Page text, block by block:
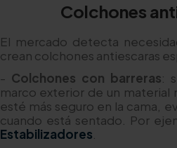
Colchones
El mercado detecta
crean colchones antiescaras
- Colchones con barreras:
marco exterior de un material
esté más seguro en la cama,
cuando está sentado. Por
Estabilizadores